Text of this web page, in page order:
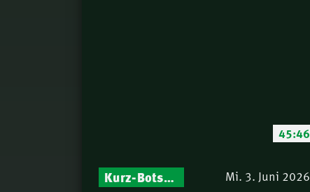
45:46
Israel – Biblische Perspektiven & aktuelle Einordnungen
Kurz-Botschaften – Biblische Impulse mit Zukunft im Blick Mi. 3. Juni 2026